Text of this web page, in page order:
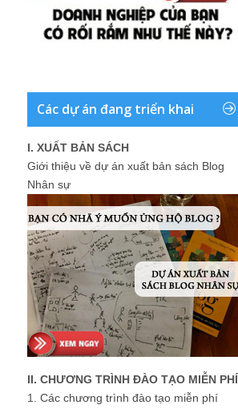
Các dự án đang triển khai
I. XUẤT BẢN SÁCH
Giới thiệu về dự án xuất bản sách Blog
Nhân sự
II. CHƯƠNG TRÌNH ĐÀO TẠO MIỄN PHÍ
1. Các chương trình đào tạo miễn phí